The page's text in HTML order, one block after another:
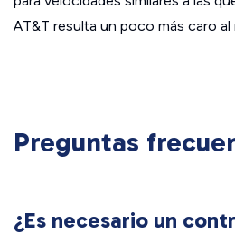
AT&T resulta un poco más caro al
Preguntas
¿Es necesario un